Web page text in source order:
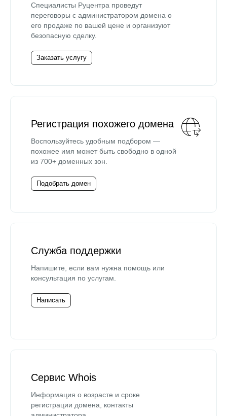
Специалисты Руцентра проведут
переговоры с администратором домена о
его продаже по вашей цене и организуют
безопасную сделку.
Заказать услугу
Регистрация похожего домена
Воспользуйтесь удобным подбором —
похожее имя может быть свободно в одной
из 700+ доменных зон.
Подобрать домен
Служба поддержки
Напишите, если вам нужна помощь или
консультация по услугам.
Написать
Сервис Whois
Информация о возрасте и сроке
регистрации домена, контакты